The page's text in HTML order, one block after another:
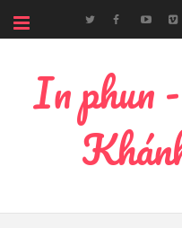
In phun